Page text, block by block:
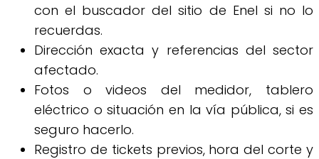
con el buscador del sitio de Enel si no lo
recuerdas.
Dirección exacta y referencias del sector
afectado.
Fotos o videos del medidor, tablero
eléctrico o situación en la vía pública, si es
seguro hacerlo.
Registro de tickets previos, hora del corte y